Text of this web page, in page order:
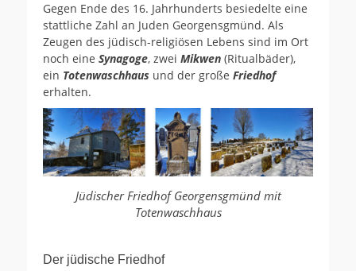
Gegen Ende des 16. Jahrhunderts besiedelte eine
stattliche Zahl an Juden Georgensgmünd. Als
Zeugen des jüdisch-religiösen Lebens sind im Ort
noch eine Synagoge, zwei Mikwen (Ritualbäder),
ein Totenwaschhaus und der große Friedhof
erhalten.
Jüdischer Friedhof Georgensgmünd mit
Totenwaschhaus
Der jüdische Friedhof